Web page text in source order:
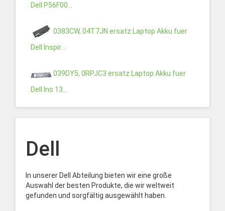
Dell P56F00...
0383CW, 04T7JN ersatz Laptop Akku fuer
Dell Inspir...
039DY5, 0RPJC3 ersatz Laptop Akku fuer
Dell Ins 13...
Dell
In unserer Dell Abteilung bieten wir eine große
Auswahl der besten Produkte, die wir weltweit
gefunden und sorgfältig ausgewählt haben.